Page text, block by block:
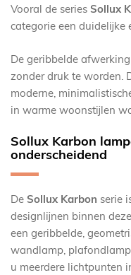
Vooral de series Sollux
categorie een duidelijke
De geribbelde
zonder druk te worden.
moderne,
in warme woonstijlen
Sollux Karbon
onderscheidend
De Sollux Karbon serie
designlijnen binnen
een geribbelde,
wandlamp,
u meerdere lichtpunten